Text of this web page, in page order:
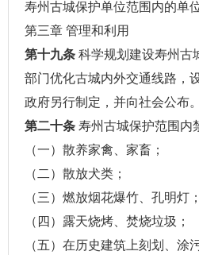
寿州古城保护单位范围内的单
第三章 管理和利用
第十九条 科学规划建设寿州古
部门优化古城内外交通线路，
政府另行制定，并向社会公布。
第二十条 寿州古城保护范围内
（一）散养家禽、家畜；
（二）散放犬类；
（三）燃放烟花爆竹、孔明灯；
（四）露天烧烤、焚烧垃圾；
（五）在历史建筑上刻划、涂